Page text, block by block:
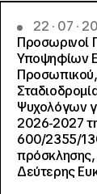
22 · 07 ·
Προσωρινοί
Υποψηφίων
Ψυχολόγων
2026-2027
600/2355/
πρόσκλησης,
Δεύτερης